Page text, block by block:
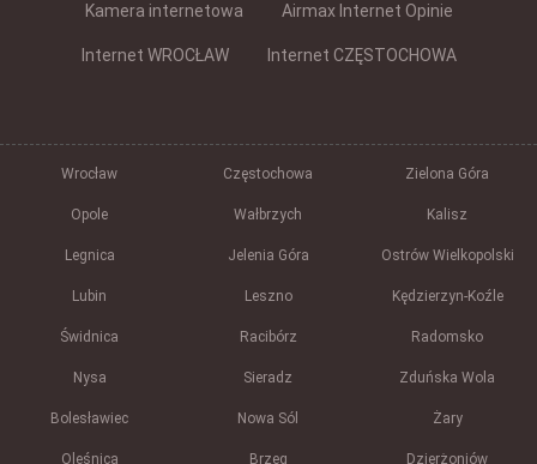
Kamera internetowa Airmax Internet Opinie
Internet WROCŁAW Internet CZĘSTOCHOWA
Wrocław Częstochowa Zielona Góra
Opole Wałbrzych Kalisz
Legnica Jelenia Góra Ostrów Wielkopolski
Lubin Leszno Kędzierzyn-Koźle
Świdnica Racibórz Radomsko
Nysa Sieradz Zduńska Wola
Bolesławiec Nowa Sól Żary
Oleśnica Brzeg Dzierżoniów